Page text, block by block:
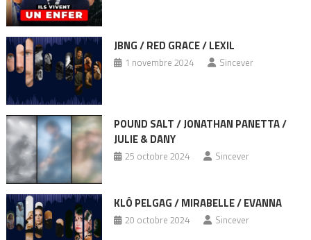
JBNG / RED GRACE / LEXIL
1 novembre 2024 Sincever
POUND SALT / JONATHAN PANETTA /
JULIE & DANY
25 octobre 2024 Sincever
KLÔ PELGAG / MIRABELLE / EVANNA
20 octobre 2024 Sincever